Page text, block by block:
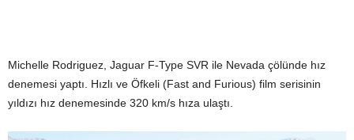
Michelle Rodriguez, Jaguar F-Type SVR ile Nevada çölünde hız
denemesi yaptı. Hızlı ve Öfkeli (Fast and Furious) film serisinin
yıldızı hız denemesinde 320 km/s hıza ulaştı.